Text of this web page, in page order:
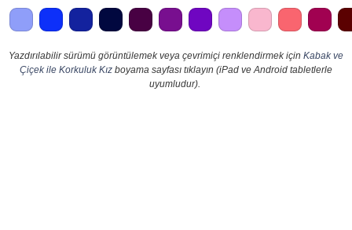
Yazdırılabilir sürümü görüntülemek veya çevrimiçi renklendirmek için Kabak ve
Çiçek ile Korkuluk Kız boyama sayfası tıklayın (iPad ve Android tabletlerle
uyumludur).